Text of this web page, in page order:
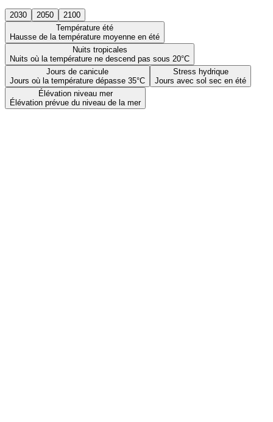
2030 2050
2100
Température été
Hausse de la température moyenne en été
Nuits tropicales
Nuits où la température ne descend pas sous 20°C
Jours de canicule
Jours où la température dépasse 35°C
Stress hydrique
Jours avec sol sec en été
Élévation niveau mer
Élévation prévue du niveau de la mer